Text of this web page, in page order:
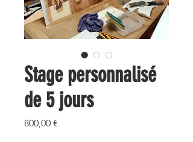
Stage personnalisé
de 5 jours
800,00 €